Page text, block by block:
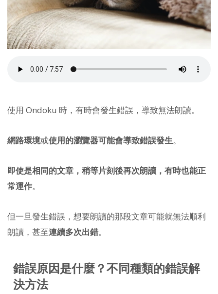
使用 Ondoku 時，有時會發生錯誤，導致無法朗讀。
網路環境或使用的瀏覽器可能會導致錯誤發生。
即使是相同的文章，稍等片刻後再次朗讀，有時也能正
常運作。
但一旦發生錯誤，想要朗讀的那段文章可能就無法順利
朗讀，甚至連續多次出錯。
錯誤原因是什麼？不同種類的錯誤解
決方法